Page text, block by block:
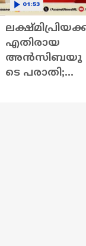
എതിരായ
അൻസിബയു
ടെ പരാതി;
01:53